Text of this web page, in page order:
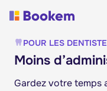
POUR LES
Moins
Gardez votre temps